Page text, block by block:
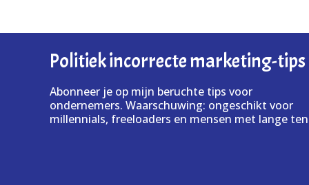
Politiek incorrecte marketing-tips
Abonneer je op mijn beruchte tips voor
ondernemers. Waarschuwing: ongeschikt voor
millennials, freeloaders en mensen met lange